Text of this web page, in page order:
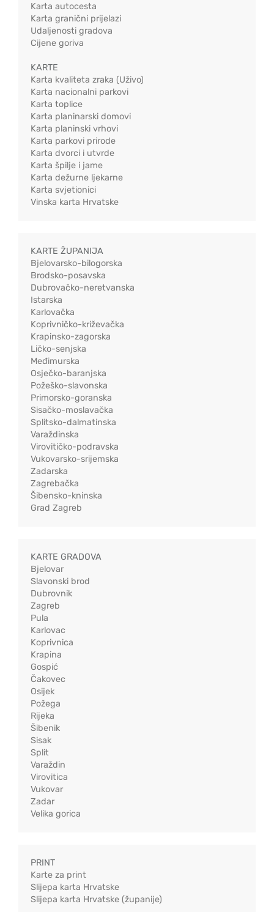
Karta autocesta
Karta granični prijelazi
Udaljenosti gradova
Cijene goriva
KARTE
Karta kvaliteta zraka (Uživo)
Karta nacionalni parkovi
Karta toplice
Karta planinarski domovi
Karta planinski vrhovi
Karta parkovi prirode
Karta dvorci i utvrde
Karta špilje i jame
Karta dežurne ljekarne
Karta svjetionici
Vinska karta Hrvatske
KARTE ŽUPANIJA
Bjelovarsko-bilogorska
Brodsko-posavska
Dubrovačko-neretvanska
Istarska
Karlovačka
Koprivničko-križevačka
Krapinsko-zagorska
Ličko-senjska
Međimurska
Osječko-baranjska
Požeško-slavonska
Primorsko-goranska
Sisačko-moslavačka
Splitsko-dalmatinska
Varaždinska
Virovitičko-podravska
Vukovarsko-srijemska
Zadarska
Zagrebačka
Šibensko-kninska
Grad Zagreb
KARTE GRADOVA
Bjelovar
Slavonski brod
Dubrovnik
Zagreb
Pula
Karlovac
Koprivnica
Krapina
Gospić
Čakovec
Osijek
Požega
Rijeka
Šibenik
Sisak
Split
Varaždin
Virovitica
Vukovar
Zadar
Velika gorica
PRINT
Karte za print
Slijepa karta Hrvatske
Slijepa karta Hrvatske (županije)